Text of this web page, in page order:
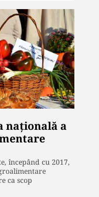
naţională a
începând cu 2017,
ca scop